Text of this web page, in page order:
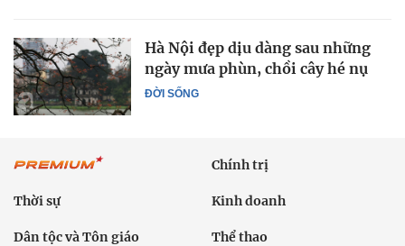
ĐỜI SỐNG
Hà Nội đẹp dịu dàng sau những
ngày mưa phùn, chồi cây hé nụ
Chính trị
Thời sự Kinh doanh
Dân tộc và Tôn giáo Thể thao